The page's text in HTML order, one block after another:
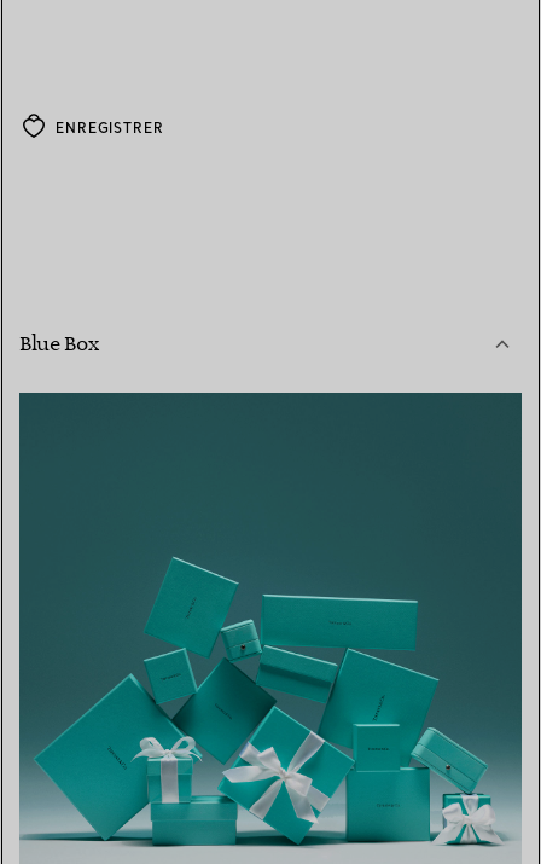
ENREGISTRER
Blue Box